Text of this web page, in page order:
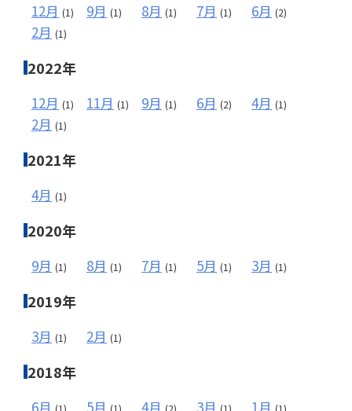
12月 (1) 9月 (1) 8月 (1) 7月 (1) 6月 (2)
2月 (1)
2022年
12月 (1) 11月 (1) 9月 (1) 6月 (2) 4月 (1)
2月 (1)
2021年
4月 (1)
2020年
9月 (1) 8月 (1) 7月 (1) 5月 (1) 3月 (1)
2019年
3月 (1) 2月 (1)
2018年
6月 (1) 5月 (1) 4月 (2) 3月 (1) 1月 (1)